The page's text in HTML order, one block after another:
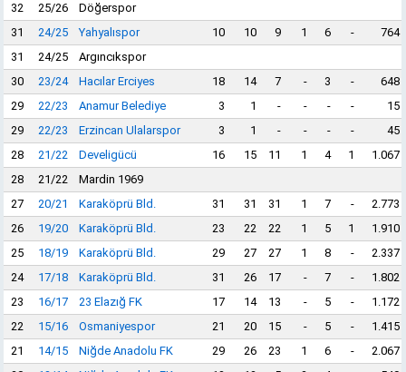
32
25/26
Döğerspor
31
24/25 Yahyalıspor 10 10 9 1 6 -
764
31
24/25
Argıncıkspor
30
23/24 Hacılar Erciyes 18 14 7 - 3 -
648
29
22/23 Anamur Belediye 3 1 - - - -
15
29
22/23 Erzincan Ulalarspor 3 1 - - - -
45
28
21/22 Develigücü 16 15 11 1 4 1
1.067
28
21/22
Mardin 1969
27
20/21 Karaköprü Bld. 31 31 31 1 7 -
2.773
26
19/20 Karaköprü Bld. 23 22 22 1 5 1
1.910
25
18/19 Karaköprü Bld. 29 27 27 1 8 -
2.337
24
17/18 Karaköprü Bld. 31 26 17 - 7 -
1.802
23
16/17 23 Elazığ FK 17 14 13 - 5 -
1.172
22
15/16 Osmaniyespor 21 20 15 - 5 -
1.415
21
14/15 Niğde Anadolu FK 29 26 23 1 6 -
2.067